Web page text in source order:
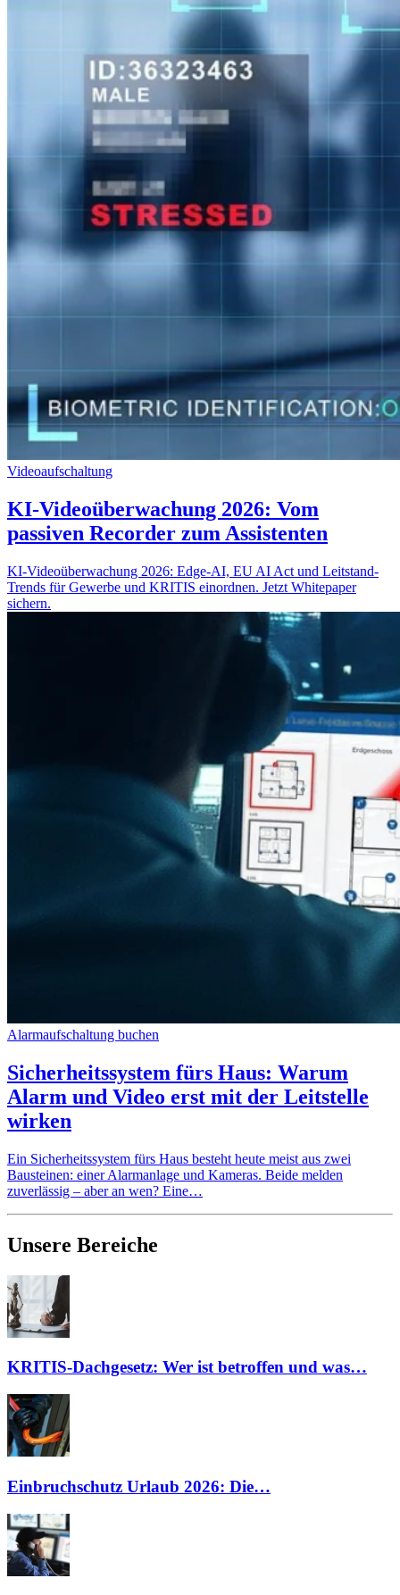
Videoaufschaltung
KI-Videoüberwachung 2026: Vom
passiven Recorder zum Assistenten
KI-Videoüberwachung 2026: Edge-AI, EU AI Act und Leitstand-
Trends für Gewerbe und KRITIS einordnen. Jetzt Whitepaper
sichern.
Alarmaufschaltung buchen
Sicherheitssystem fürs Haus: Warum
Alarm und Video erst mit der Leitstelle
wirken
Ein Sicherheitssystem fürs Haus besteht heute meist aus zwei
Bausteinen: einer Alarmanlage und Kameras. Beide melden
zuverlässig – aber an wen? Eine…
Unsere Bereiche
KRITIS-Dachgesetz: Wer ist betroffen und was…
Einbruchschutz Urlaub 2026: Die…